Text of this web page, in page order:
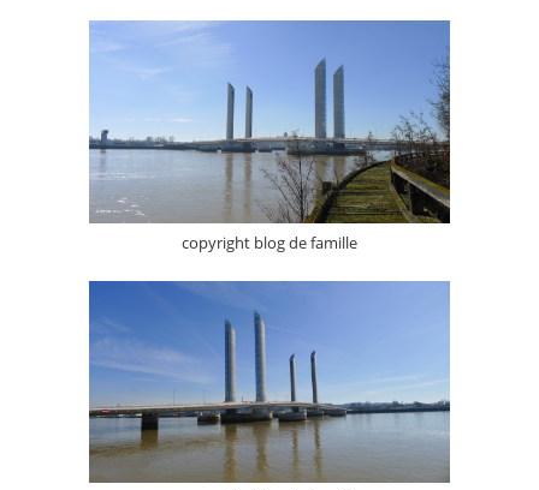
copyright blog de famille